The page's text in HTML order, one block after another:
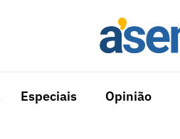
Especiais Opinião